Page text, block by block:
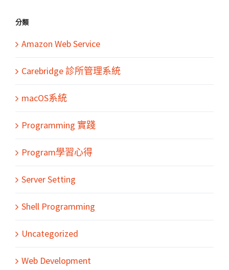
分類
Amazon Web Service
Carebridge 診所管理系統
macOS系統
Programming 實踐
Program學習心得
Server Setting
Shell Programming
Uncategorized
Web Development